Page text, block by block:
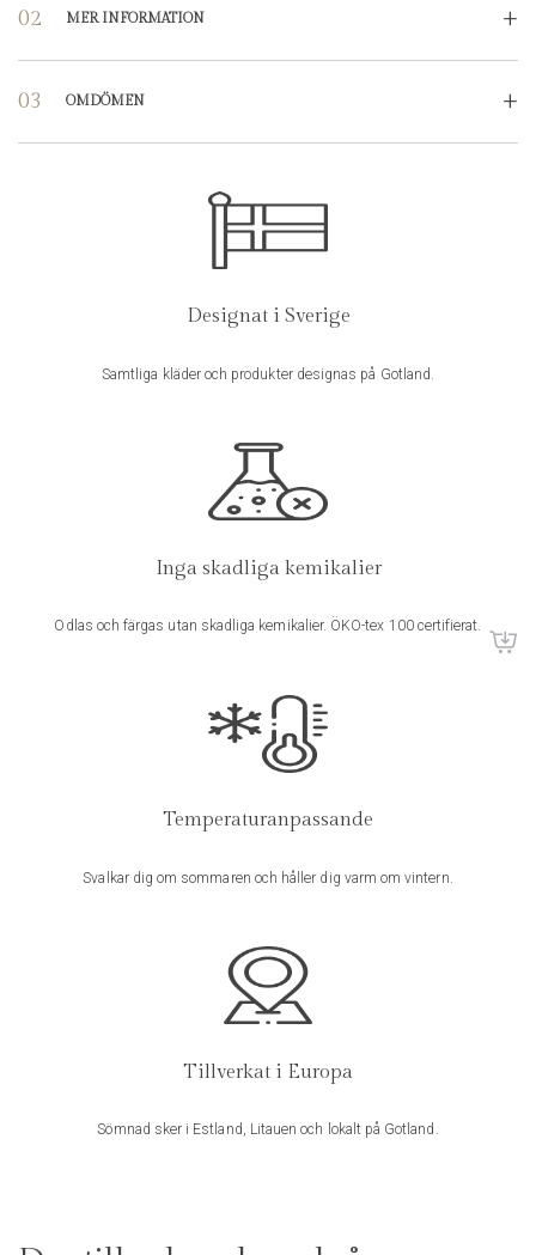
MER INFORMATION
Dimensions
påslakanset (1 påslakan 240x220 +
2 örngott 50x60)
Material:
100% ekologiskt odlat och tvättat
OMDÖMEN
Det finns inga produktrecensioner än.
Din e-postadress kommer inte publiceras.Obligatoriska fält är
Designat i Sverige
Samtliga kläder och produkter designas på Gotland.
Inga skadliga kemikalier
Odlas och färgas utan skadliga kemikalier. ÖKO-tex 100 certifierat.
Temperaturanpassande
Svalkar dig om sommaren och håller dig varm om vintern.
Tillverkat i Europa
Sömnad sker i Estland, Litauen och lokalt på Gotland.